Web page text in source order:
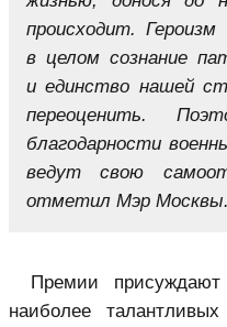
происходит.
в целом сознание
и единство нашей
переоценить.
благодарности
ведут свою
отметил Мэр Москвы.
Премии
наиболее